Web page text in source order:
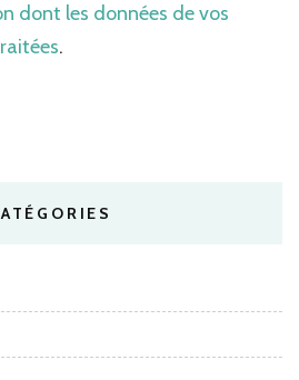
dont les données de vos
.